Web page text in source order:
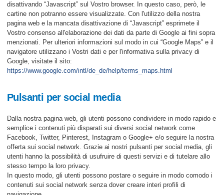
disattivando “Javascript” sul Vostro browser. In questo caso, però, le
cartine non potranno essere visualizzate. Con l'utilizzo della nostra
pagina web e la mancata disattivazione di “Javascript” esprimete il
Vostro consenso all'elaborazione dei dati da parte di Google ai fini sopra
menzionati. Per ulteriori informazioni sul modo in cui “Google Maps” e il
navigatore utilizzano i Vostri dati e per l'informativa sulla privacy di
Google, visitate il sito:
https://www.google.com/intl/de_de/help/terms_maps.html
Pulsanti per social media
Dalla nostra pagina web, gli utenti possono condividere in modo rapido e
semplice i contenuti più disparati sui diversi social network come
Facebook, Twitter, Pinterest, Instagram o Google+ e/o seguire la nostra
offerta sui social network. Grazie ai nostri pulsanti per social media, gli
utenti hanno la possibilità di usufruire di questi servizi e di tutelare allo
stesso tempo la loro privacy.
In questo modo, gli utenti possono postare o seguire in modo comodo i
contenuti sui social network senza dover creare interi profili di